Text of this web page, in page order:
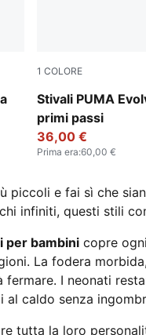
1 COLORE
Stivali PUMA
primi passi
PUMA Olive-
36,00 €
Prima era:60,00 €
piccoli e fai sì che
infiniti, questi stili
per bambini copre
La fodera
I neonati
al caldo senza
tutta la loro